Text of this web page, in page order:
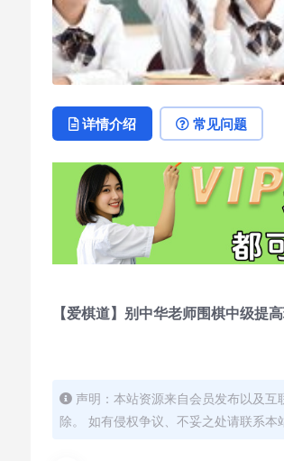
详情介绍 常见问题
【爱棋道】别中华老师围棋中级提
声明：本站资源来自会员发布以及
除。 如有侵权争议、不妥之处请联系